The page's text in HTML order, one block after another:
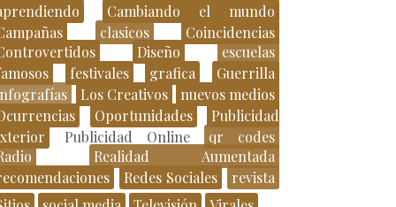
Cambiando el mundo
clasicos
Coincidencias
Diseño
escuelas
festivales grafica
Guerrilla
Los Creativos
nuevos medios
Oportunidades
Publicidad
Publicidad Online
qr codes
Realidad Aumentada
Redes Sociales
revista